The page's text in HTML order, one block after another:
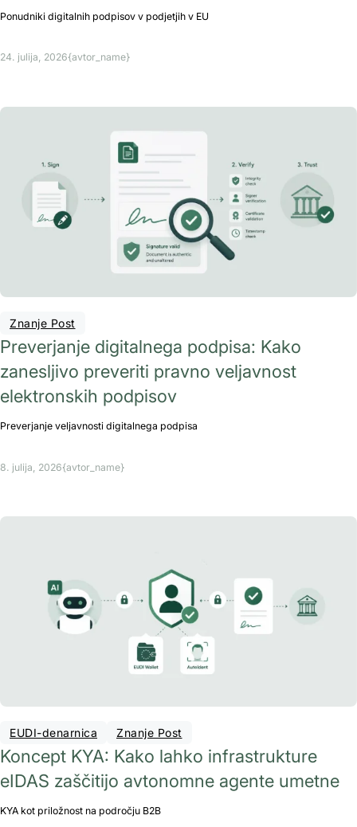
Ponudniki digitalnih podpisov v podjetjih v EU
24. julija, 2026{avtor_name}
Znanje Post
Preverjanje digitalnega podpisa: Kako
zanesljivo preveriti pravno veljavnost
elektronskih podpisov
Preverjanje veljavnosti digitalnega podpisa
8. julija, 2026{avtor_name}
EUDI-denarnica Znanje Post
Koncept KYA: Kako lahko infrastrukture
eIDAS zaščitijo avtonomne agente umetne
KYA kot priložnost na področju B2B